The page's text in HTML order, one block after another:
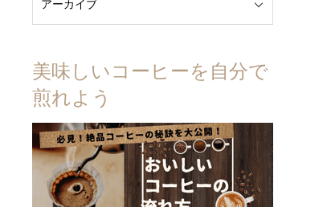
美味しいコーヒーを自分で
煎れよう